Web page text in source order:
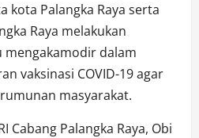
kota Palangka Raya serta
Raya melakukan
dalam
vaksinasi COVID-19 agar
masyarakat.
Cabang Palangka Raya, Obi